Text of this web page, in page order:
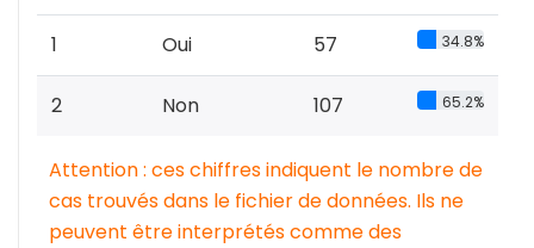
1 Oui 57 34.8%
2 Non 107 65.2%
Attention : ces chiffres indiquent le nombre de
cas trouvés dans le fichier de données. Ils ne
peuvent être interprétés comme des